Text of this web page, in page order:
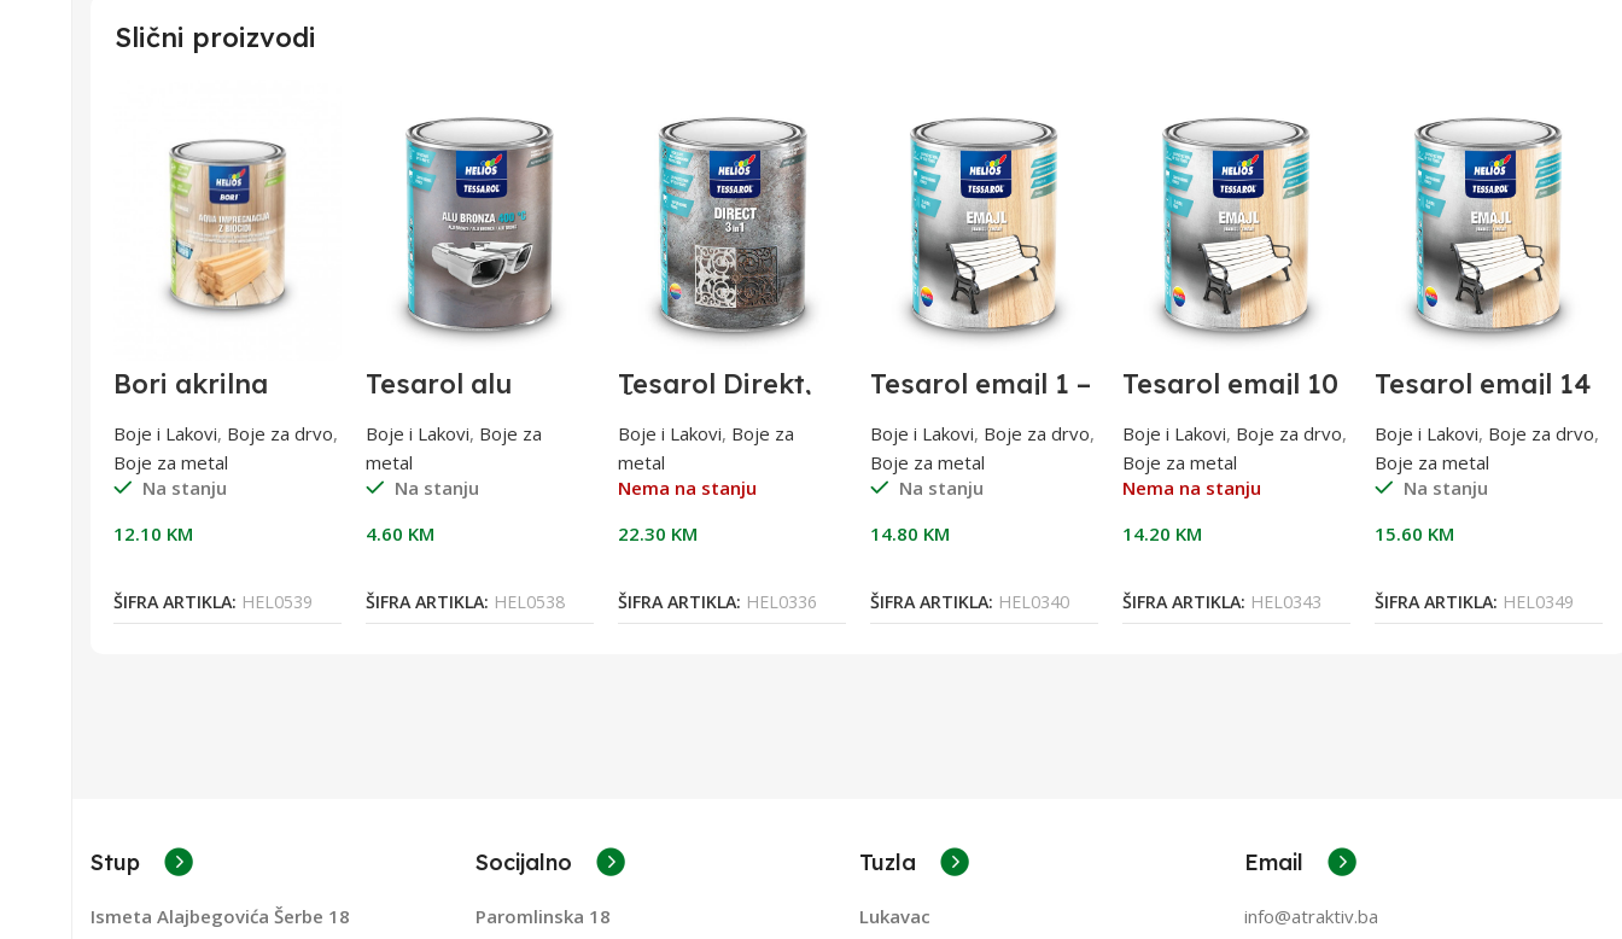
Slični proizvodi
Bori akrilna
0,75l
Boje i Lakovi, Boje za drvo,
Boje za metal
Na stanju
12.10 KM
ŠIFRA ARTIKLA: HEL0539
Tesarol alu
0,20L
Boje i Lakovi, Boje za
metal
Na stanju
4.60 KM
ŠIFRA ARTIKLA: HEL0538
Tesarol Direkt,
Čokoladno-
smeđi,RAL 8017
0,75 l, za metal
Boje i Lakovi, Boje za
metal
Nema na stanju
22.30 KM
ŠIFRA ARTIKLA: HEL0336
Tesarol emajl 1 –
BIJELI; 0,75 l
Boje i Lakovi, Boje za drvo,
Boje za metal
Na stanju
14.80 KM
ŠIFRA ARTIKLA: HEL0340
Tesarol emajl 10
– oker; 0,75 l RAL
8001
Boje i Lakovi, Boje za drvo,
Boje za metal
Nema na stanju
14.20 KM
ŠIFRA ARTIKLA: HEL0343
Tesarol emajl 14
– bakarni; 0,75 l
RAL8029
Boje i Lakovi, Boje za drvo,
Boje za metal
Na stanju
15.60 KM
ŠIFRA ARTIKLA: HEL0349
Stup
Ismeta Alajbegovića Šerbe 18
Socijalno
Paromlinska 18
Tuzla
Lukavac
Email
info@atraktiv.ba